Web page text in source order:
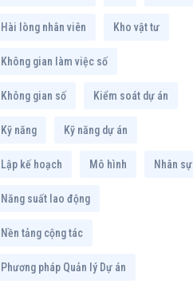
Hài lòng nhân viên Kho vật tư
Không gian làm việc số
Không gian số Kiểm soát dự án
Kỹ năng Kỹ năng dự án
Lập kế hoạch Mô hình Nhân sự
Năng suất lao động
Nền tảng cộng tác
Phương pháp Quản lý Dự án